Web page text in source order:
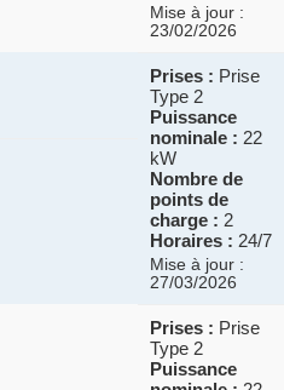
Mise à jour :
23/02/2026
Prises : Prise
Type 2
Puissance
nominale : 22
kW
Nombre de
points de
charge : 2
Horaires : 24/7
Mise à jour :
27/03/2026
Prises : Prise
Type 2
Puissance